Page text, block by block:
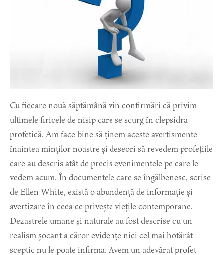
Cu fiecare nouă săptămână vin confirmări că privim
ultimele firicele de nisip care se scurg în clepsidra
profetică. Am face bine să ținem aceste avertismente
înaintea minților noastre și deseori să revedem profețiile
care au descris atât de precis evenimentele pe care le
vedem acum. În documentele care se îngălbenesc, scrise
de Ellen White, există o abundență de informație și
avertizare în ceea ce privește viețile contemporane.
Dezastrele umane și naturale au fost descrise cu un
realism șocant a căror evidențe nici cel mai hotărât
sceptic nu le poate infirma. Avem un adevărat profet